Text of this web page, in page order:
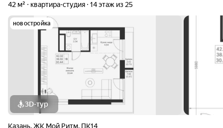
42 м²
квартира-студия 14 этаж из 25
новостройка
3D-тур
Казань,ЖК Мой Ритм, ПК14